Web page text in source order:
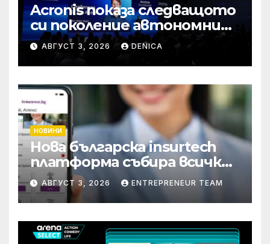
Acronis показа следващото
си поколение автономни
услуги
АВГУСТ 3, 2026 DENICA
НОВИНИ
Нова българска insurtech
платформа събира всички
застраховки на едно
място
АВГУСТ 3, 2026 ENTREPRENEUR TEAM